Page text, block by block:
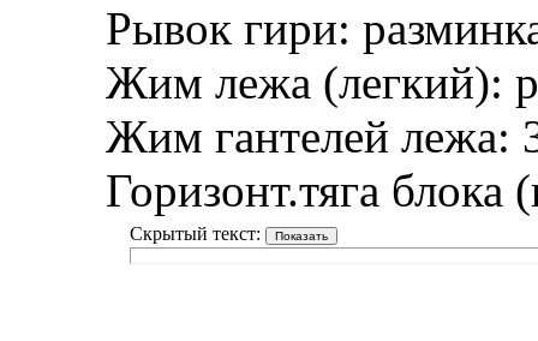
Рывок гири:
Жим лежа (легкий):
Жим гантелей лежа:
Горизонт.тяга
Скрытый текст: